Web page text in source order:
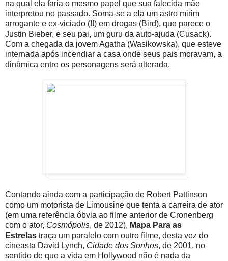
na qual ela faria o mesmo papel que sua falecida mãe
interpretou no passado. Soma-se a ela um astro mirim
arrogante e ex-viciado (!!) em drogas (Bird), que parece o
Justin Bieber, e seu pai, um guru da auto-ajuda (Cusack).
Com a chegada da jovem Agatha (Wasikowska), que esteve
internada após incendiar a casa onde seus pais moravam, a
dinâmica entre os personagens será alterada.
Contando ainda com a participação de Robert Pattinson
como um motorista de Limousine que tenta a carreira de ator
(em uma referência óbvia ao filme anterior de Cronenberg
com o ator, Cosmópolis, de 2012), Mapa Para as
Estrelas traça um paralelo com outro filme, desta vez do
cineasta David Lynch, Cidade dos Sonhos, de 2001, no
sentido de que a vida em Hollywood não é nada da